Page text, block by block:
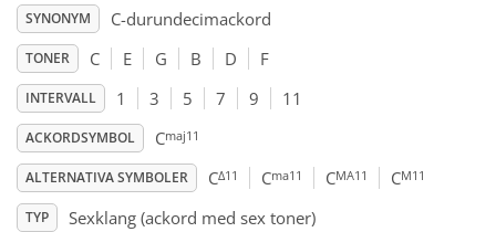
Español
Français
한국어
हिन्दी
SYNONYM C-durundecimackord
TONER C E G B D F
INTERVALL 1 3 5 7 9 11
ACKORDSYMBOL Cmaj11
ALTERNATIVA SYMBOLER CΔ11 Cma11 CMA11 CM11
TYP Sexklang (ackord med sex toner)